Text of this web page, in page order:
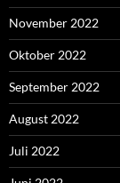
November 2022
Oktober 2022
September 2022
August 2022
Juli 2022